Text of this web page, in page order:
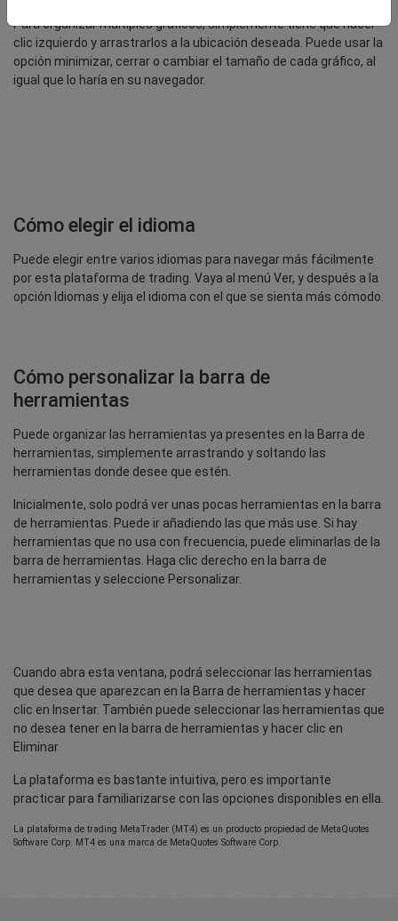
Para organizar múltiples gráficos, simplemente tiene que hacer
clic izquierdo y arrastrarlos a la ubicación deseada. Puede usar la
opción minimizar, cerrar o cambiar el tamaño de cada gráfico, al
igual que lo haría en su navegador.
Cómo elegir el idioma
Puede elegir entre varios idiomas para navegar más fácilmente
por esta plataforma de trading. Vaya al menú Ver, y después a la
opción Idiomas y elija el idioma con el que se sienta más cómodo.
Cómo personalizar la barra de
herramientas
Puede organizar las herramientas ya presentes en la Barra de
herramientas, simplemente arrastrando y soltando las
herramientas donde desee que estén.
Inicialmente, solo podrá ver unas pocas herramientas en la barra
de herramientas. Puede ir añadiendo las que más use. Si hay
herramientas que no usa con frecuencia, puede eliminarlas de la
barra de herramientas. Haga clic derecho en la barra de
herramientas y seleccione Personalizar.
Cuando abra esta ventana, podrá seleccionar las herramientas
que desea que aparezcan en la Barra de herramientas y hacer
clic en Insertar. También puede seleccionar las herramientas que
no desea tener en la barra de herramientas y hacer clic en
Eliminar
La plataforma es bastante intuitiva, pero es importante
practicar para familiarizarse con las opciones disponibles en ella.
La plataforma de trading MetaTrader (MT4) es un producto propiedad de MetaQuotes
Software Corp. MT4 es una marca de MetaQuotes Software Corp.